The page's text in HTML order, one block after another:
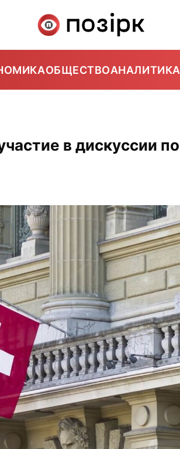
ОБЩЕСТВОАНАЛИТИКА
в дискуссии по